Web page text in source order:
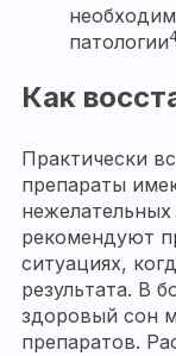
патологии
Как
Практически
препараты
рекомендуют
ситуациях,
результата. В
здоровый сон
препаратов.